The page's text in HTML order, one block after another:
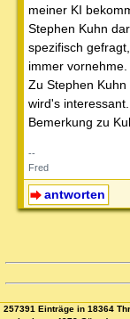
meiner KI
Stephen Kuhn
spezifisch
immer vornehme.
Zu Stephen
wird's
Bemerkung zu
--
Fred
antworten
257391 Einträge in 18364